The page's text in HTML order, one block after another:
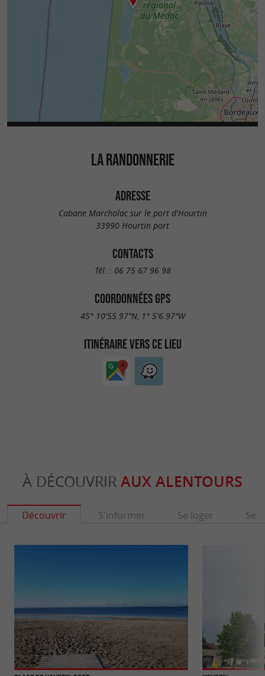
LA RANDONNERIE
ADRESSE
Cabane Marcholac sur le port d'Hourtin
33990 Hourtin port
CONTACTS
Tél. : 06 75 67 96 98
COORDONNÉES GPS
45° 10'55.97"N, 1° 5'6.97"W
ITINÉRAIRE VERS CE LIEU
À DÉCOUVRIR AUX ALENTOURS
Découvrir S'informer Se loger Se